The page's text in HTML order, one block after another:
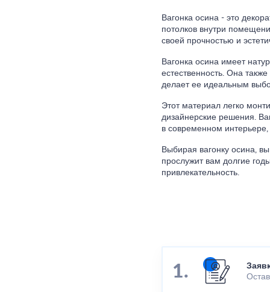
Вагонка осина - это
потолков внутри
своей прочностью и
Вагонка осина имеет
естественность. Она
делает ее идеальным
Этот материал легко
дизайнерские решения.
в современном
Выбирая вагонку осина,
прослужит вам долгие
привлекательность.